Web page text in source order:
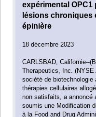
expérimental
lésions chroniques
épinière
18 décembre 2023
CARLSBAD, Californie--
Therapeutics, Inc.
société de biotechnologie
thérapies cellulaires
non satisfaits, a annoncé
soumis une Modification
à la Food and Drug